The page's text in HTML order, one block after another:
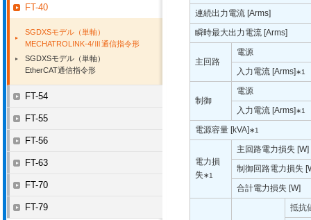
連続出力電流 [Arms]
瞬時最大出力電流 [Arms]
主回路
電源
入力電流 [Arms]∗1
制御
電源
入力電流 [Arms]∗1
電源容量 [kVA]∗1
電力損
失∗1
主回路電力損失 [W]
制御回路電力損失
合計電力損失 [W]
抵抗
FT-40
SGDXSモデル（単軸）
MECHATROLINK-4/Ⅲ通信指令形
SGDXSモデル（単軸）
EtherCAT通信指令形
FT-54
FT-55
FT-56
FT-63
FT-70
FT-79